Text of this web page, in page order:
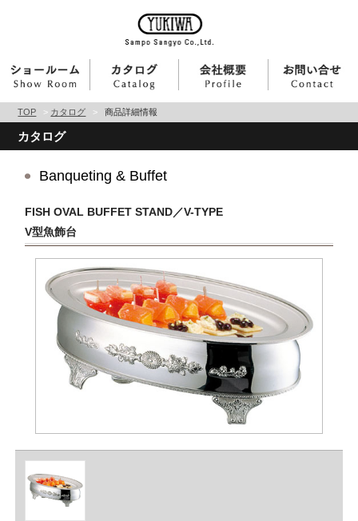
TOP > カタログ > 商品詳細情報
カタログ
Banqueting & Buffet
FISH OVAL BUFFET STAND／V-TYPE
V型魚飾台